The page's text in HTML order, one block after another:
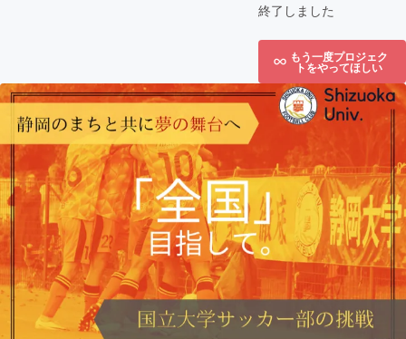
終了しました
もう一度プロジェク
トをやってほしい